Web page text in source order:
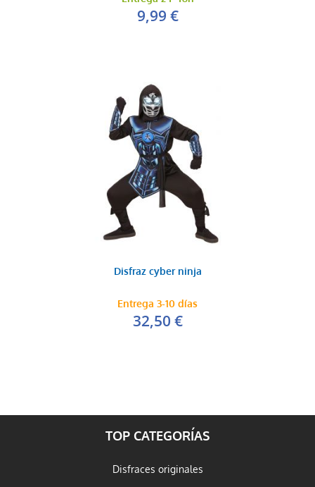
9,99 €
Disfraz cyber ninja
Entrega 3-10 días
32,50 €
TOP CATEGORÍAS
Disfraces originales